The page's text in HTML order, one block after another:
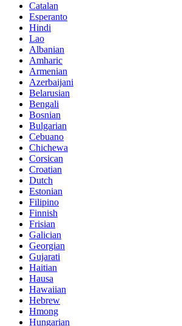
Catalan
Esperanto
Hindi
Lao
Albanian
Amharic
Armenian
Azerbaijani
Belarusian
Bengali
Bosnian
Bulgarian
Cebuano
Chichewa
Corsican
Croatian
Dutch
Estonian
Filipino
Finnish
Frisian
Galician
Georgian
Gujarati
Haitian
Hausa
Hawaiian
Hebrew
Hmong
Hungarian